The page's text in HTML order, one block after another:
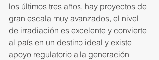
los últimos tres años, hay proyectos de
gran escala muy avan­zados, el nivel
de irradiación es excelente y convierte
al país en un destino ideal y existe
apoyo regula­torio a la generación